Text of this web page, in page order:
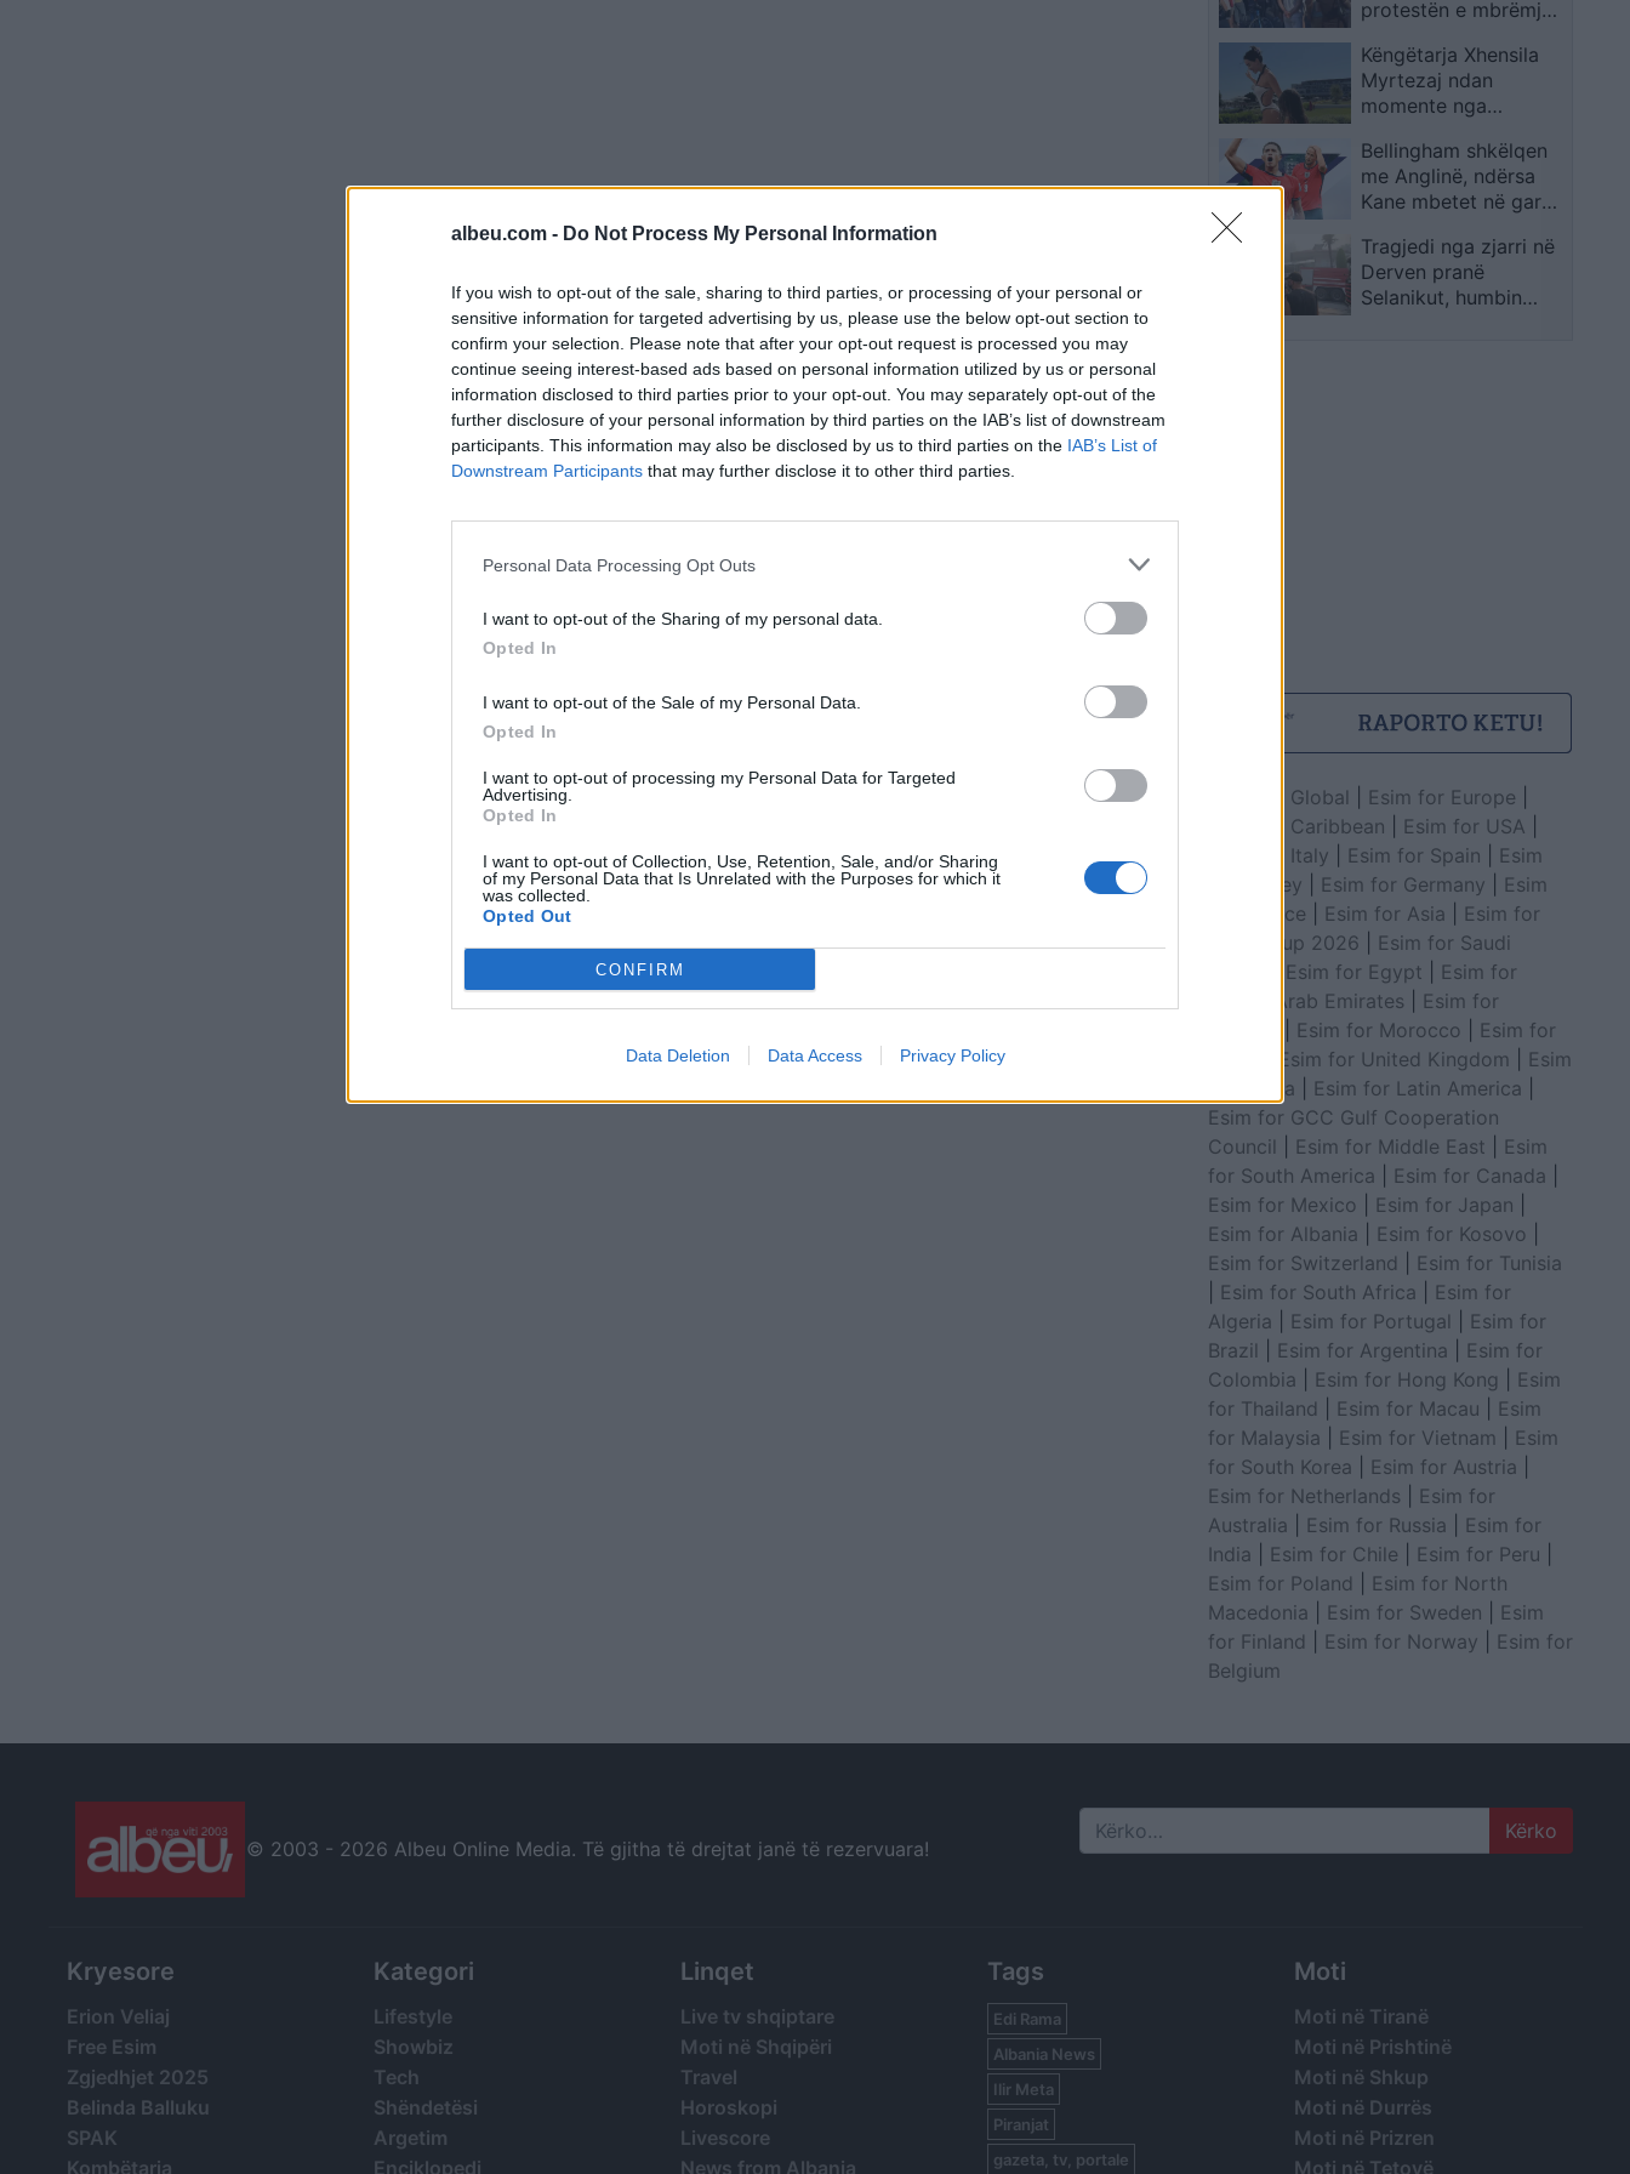
albeu.com - Do Not Process My Personal Information
If you wish to opt-out of the sale, sharing to third parties, or processing of your personal or
sensitive information for targeted advertising by us, please use the below opt-out section to
confirm your selection. Please note that after your opt-out request is processed you may
continue seeing interest-based ads based on personal information utilized by us or personal
information disclosed to third parties prior to your opt-out. You may separately opt-out of the
further disclosure of your personal information by third parties on the IAB’s list of downstream
participants. This information may also be disclosed by us to third parties on the IAB’s List of
Downstream Participants that may further disclose it to other third parties.
Personal Data Processing Opt Outs
I want to opt-out of the Sharing of my personal data.
Opted In
I want to opt-out of the Sale of my Personal Data.
Opted In
I want to opt-out of processing my Personal Data for Targeted
Advertising.
Opted In
I want to opt-out of Collection, Use, Retention, Sale, and/or Sharing
of my Personal Data that Is Unrelated with the Purposes for which it
was collected.
Opted Out
CONFIRM
Data Deletion Data Access Privacy Policy
protestën e mbrëmjes
Këngëtarja Xhensila
Myrtezaj ndan
momente nga
Bellingham shkëlqen
me Anglinë, ndërsa
Kane mbetet në garë
Tragjedi nga zjarri në
Derven pranë
Selanikut, humbin
Esim for Global Esim for Europe
Esim for Caribbean
Esim for USA
Esim for Italy
Esim for Spain
Esim
for Turkey
Esim for Germany
Esim
for Greece
Esim for Asia
Esim for
World Cup 2026
Esim for Saudi
Esim for Egypt
Esim for
United Arab Emirates
Esim for
Esim for Morocco
Esim for
Esim for United Kingdom
Esim
for Africa
Esim for Latin America
Esim for GCC Gulf Cooperation
Council
Esim for Middle East
Esim
for South America
Esim for Canada
Esim for Mexico
Esim for Japan
Esim for Albania
Esim for Kosovo
Esim for Switzerland
Esim for Tunisia
Esim for South Africa
Esim for
Algeria
Esim for Portugal
Esim for
Brazil
Esim for Argentina
Esim for
Colombia
Esim for Hong Kong
Esim
for Thailand
Esim for Macau
Esim
for Malaysia
Esim for Vietnam
Esim
for South Korea
Esim for Austria
Esim for Netherlands
Esim for
Australia
Esim for Russia
Esim for
India
Esim for Chile Esim for Peru
Esim for Poland
Esim for North
Macedonia
Esim for Sweden
Esim
for Finland
Esim for Norway
Esim for
Belgium
© 2003 - 2026 Albeu Online Media. Të gjitha të drejtat janë të rezervuara! Search
Kryesore
Erion Veliaj
Free Esim
Zgjedhjet 2025
Belinda Balluku
SPAK
Kombëtarja
Kategori
Lifestyle
Showbiz
Tech
Shëndetësi
Argetim
Enciklopedi
Linqet
Live tv shqiptare
Moti në Shqipëri
Travel
Horoskopi
Livescore
News from Albania
Tags
Edi Rama
Albania News
Ilir Meta
Piranjat
gazeta, tv, portale
Moti
Moti në Tiranë
Moti në Prishtinë
Moti në Shkup
Moti në Durrës
Moti në Prizren
Moti në Tetovë